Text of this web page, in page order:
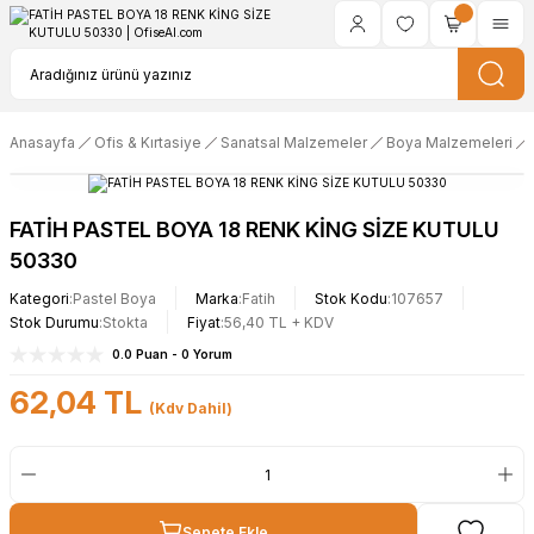
Anasayfa Ofis & Kırtasiye Sanatsal Malzemeler Boya Malzemeleri
FATİH PASTEL BOYA 18 RENK KİNG SİZE KUTULU
50330
Kategori Pastel Boya Marka Fatih Stok Kodu 107657
Stok Durumu Stokta Fiyat 56,40 TL + KDV
0.0 Puan - 0 Yorum
62,04 TL (Kdv Dahil)